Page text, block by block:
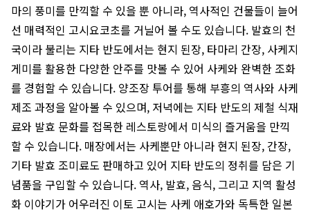
마의 풍미를 만끽할 수 있을 뿐 아니라, 역사적인 건물들이 늘어
선 매력적인 고시요코초를 거닐어 볼 수도 있습니다. 발효의 천
국이라 불리는 지타 반도에서는 현지 된장, 타마리 간장, 사케지
게미를 활용한 다양한 안주를 맛볼 수 있어 사케와 완벽한 조화
를 경험할 수 있습니다. 양조장 투어를 통해 부흥의 역사와 사케
제조 과정을 알아볼 수 있으며, 저녁에는 지타 반도의 제철 식재
료와 발효 문화를 접목한 레스토랑에서 미식의 즐거움을 만끽
할 수 있습니다. 매장에서는 사케뿐만 아니라 현지 된장, 간장,
기타 발효 조미료도 판매하고 있어 지타 반도의 정취를 담은 기
념품을 구입할 수 있습니다. 역사, 발효, 음식, 그리고 지역 활성
화 이야기가 어우러진 이토 고시는 사케 애호가와 독특한 일본